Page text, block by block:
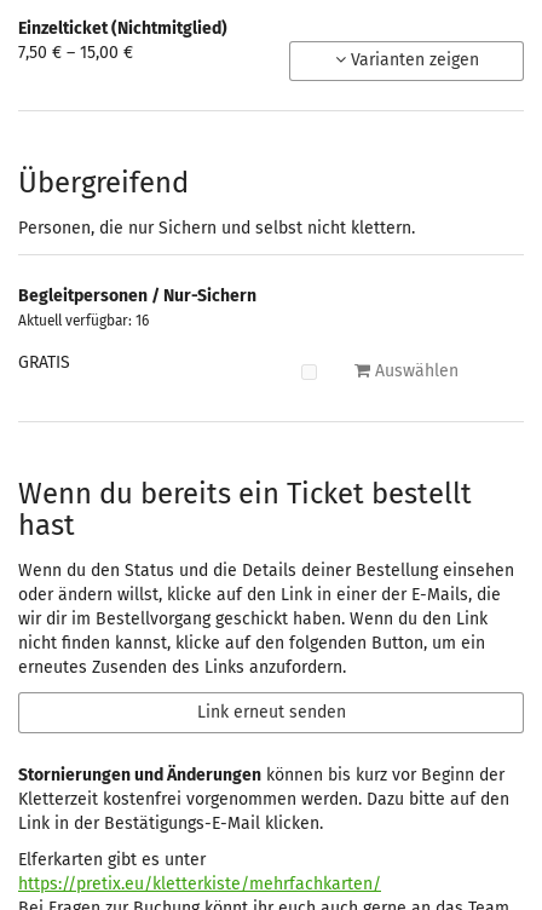
Einzelticket (Nichtmitglied)
von
7,50 € – 15,00 € Varianten zeigen
Übergreifend
Personen, die nur Sichern und selbst nicht klettern.
Begleitpersonen / Nur-Sichern
Aktuell verfügbar: 16
GRATIS Auswählen
Wenn du bereits ein Ticket bestellt
hast
Wenn du den Status und die Details deiner Bestellung einsehen
oder ändern willst, klicke auf den Link in einer der E-Mails, die
wir dir im Bestellvorgang geschickt haben. Wenn du den Link
nicht finden kannst, klicke auf den folgenden Button, um ein
erneutes Zusenden des Links anzufordern.
Link erneut senden
Stornierungen und Änderungen können bis kurz vor Beginn der
Kletterzeit kostenfrei vorgenommen werden. Dazu bitte auf den
Link in der Bestätigungs-E-Mail klicken.
Elferkarten gibt es unter
https://pretix.eu/kletterkiste/mehrfachkarten/